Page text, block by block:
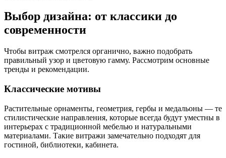
Выбор дизайна: от классики до
современности
Чтобы витраж смотрелся органично, важно подобрать
правильный узор и цветовую гамму. Рассмотрим основные
тренды и рекомендации.
Классические мотивы
Растительные орнаменты, геометрия, гербы и медальоны — те
стилистические направления, которые всегда будут уместны в
интерьерах с традиционной мебелью и натуральными
материалами. Такие витражи замечательно подходят для
гостиной, библиотеки, кабинета.